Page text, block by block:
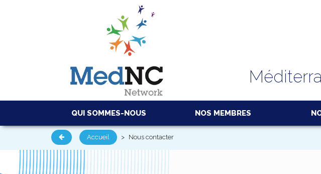
QUI SOMMES-NOUS NOS MEMBRES
Accueil > Nous contacter